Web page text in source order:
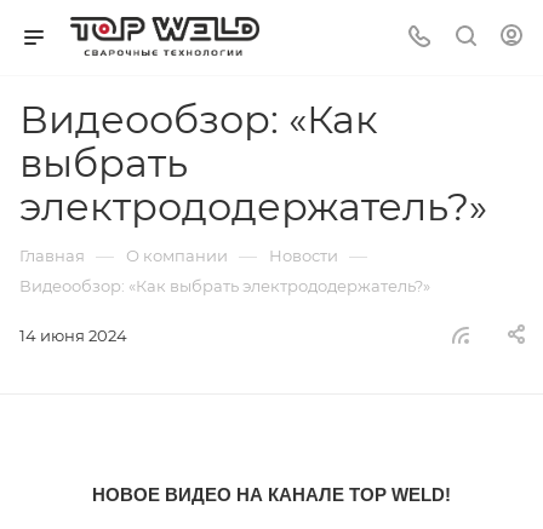
Видеообзор: «Как
выбрать
электрододержатель?»
Главная — О компании — Новости —
Видеообзор: «Как выбрать электрододержатель?»
14 июня 2024
НОВОЕ ВИДЕО НА КАНАЛЕ TOP WELD!